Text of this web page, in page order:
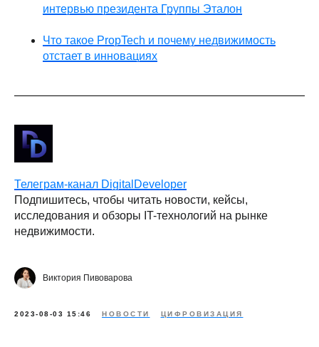
интервью президента Группы Эталон
Что такое PropTech и почему недвижимость
отстает в инновациях
Телеграм-канал DigitalDeveloper
Подпишитесь, чтобы читать новости, кейсы,
исследования и обзоры IT-технологий на рынке
недвижимости.
Виктория Пивоварова
2023-08-03 15:46 НОВОСТИ ЦИФРОВИЗАЦИЯ